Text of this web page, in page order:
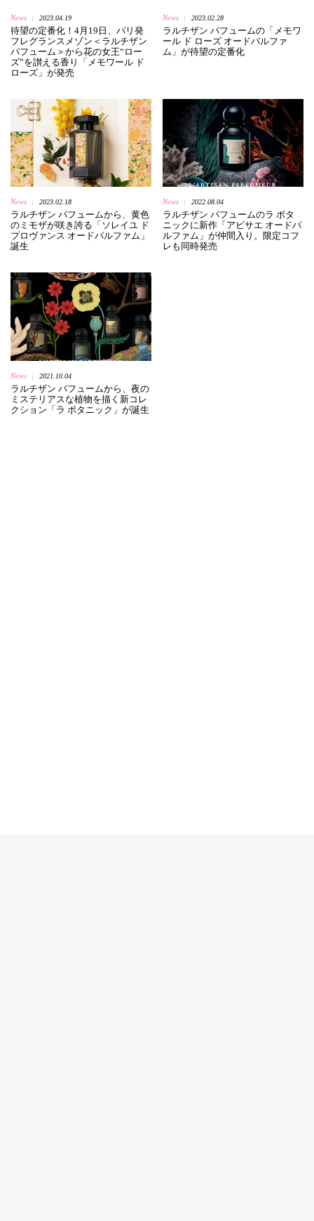
News 2023.04.19
待望の定番化！4月19日、パリ発
フレグランスメゾン＜ラルチザン
パフューム＞から花の女王“ロー
ズ”を讃える香り「メモワール ド
ローズ」が発売
News 2023.02.28
ラルチザン パフュームの「メモワ
ール ド ローズ オードパルファ
ム」が待望の定番化
News 2023.02.18
ラルチザン パフュームから、黄色
のミモザが咲き誇る「ソレイユ ド
プロヴァンス オードパルファム」
誕生
News 2022.08.04
ラルチザン パフュームのラ ボタ
ニックに新作「アビサエ オードパ
ルファム」が仲間入り。限定コフ
レも同時発売
News 2021.10.04
ラルチザン パフュームから、夜の
ミステリアスな植物を描く新コレ
クション「ラ ボタニック」が誕生